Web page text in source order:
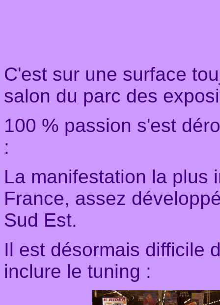
C'est sur une surface
salon du parc des
100 % passion s'est
:
La manifestation la plus
France, assez
Sud Est.
Il est désormais difficile
inclure le tuning :